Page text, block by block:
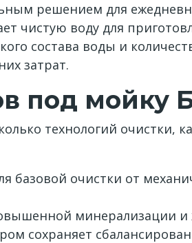
решением для
чистую воду для
состава воды и
затрат.
под мойку
технологий очистки,
базовой очистки от
минерализации и
сохраняет